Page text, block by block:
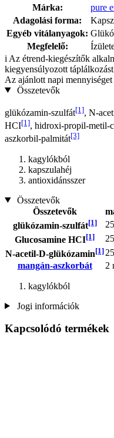
Márka:
pure
Adagolási forma:
Egyéb vitálanyagok:
Megfelelő:
i Az étrend-kiegészítők
kiegyensúlyozott
Az ajánlott napi
Összetevők
glükózamin-szulfát[1], N-
HCI[1], hidroxi-propil-metil-
aszkorbil-palmitát[3]
kagylókból
kapszulahéj
antioxidánsszer
Összetevők
Összetevők
glükózamin-szulfát[1]
Glucosamine HCI[1]
N-acetil-D-glükózamin[1]
mangán-aszkorbát
2
kagylókból
Jogi információk
Kapcsolódó termékek